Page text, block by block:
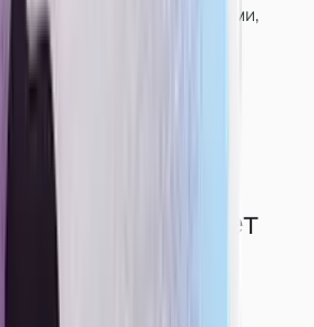
решить с условиями,
моделей в разных
обеспечивает
моделям?